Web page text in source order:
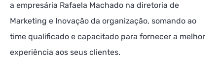
a empresária Rafaela Machado na diretoria de
Marketing e Inovação da organização, somando ao
time qualificado e capacitado para fornecer a melhor
experiência aos seus clientes.